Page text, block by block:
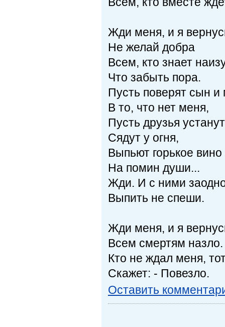
Жди меня, и я
Не желай добра
Всем, кто знает
Что забыть пора.
Пусть поверят сын и
В то, что нет меня,
Пусть друзья
Сядут у огня,
Выпьют горькое вино
На помин души...
Жди. И с ними
Выпить не спеши.
Жди меня, и я
Всем смертям назло.
Кто не ждал меня,
Скажет: - Повезло.
Оставить